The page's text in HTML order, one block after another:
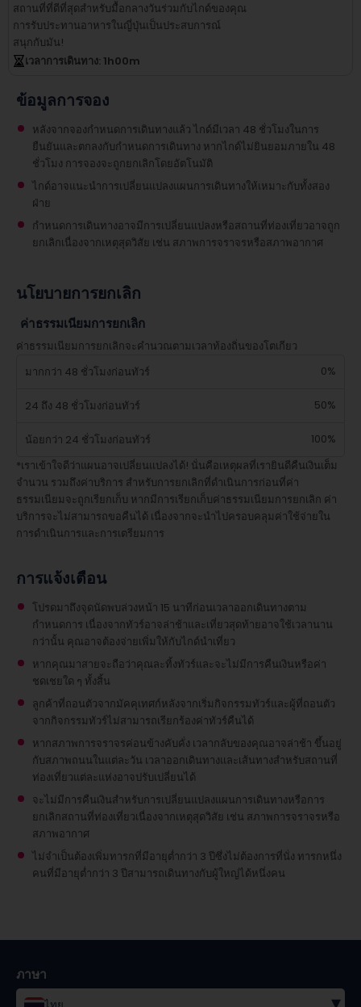
สถานที่ที่ดีที่สุดสำหรับมื้อกลางวันร่วมกับไกด์ของคุณ
การรับประทานอาหารในญี่ปุ่นเป็นประสบการณ์
สนุกกับมัน!
เวลาการเดินทาง: 1h00m
ข้อมูลการจอง
หลังจากจองกำหนดการเดินทางแล้ว ไกด์มีเวลา 48 ชั่วโมงในการ
ยืนยันและตกลงกับกำหนดการเดินทาง หากไกด์ไม่ยินยอมภายใน 48
ชั่วโมง การจองจะถูกยกเลิกโดยอัตโนมัติ
ไกด์อาจแนะนำการเปลี่ยนแปลงแผนการเดินทางให้เหมาะกับทั้งสอง
ฝ่าย
กำหนดการเดินทางอาจมีการเปลี่ยนแปลงหรือสถานที่ท่องเที่ยวอาจถูก
ยกเลิกเนื่องจากเหตุสุดวิสัย เช่น สภาพการจราจรหรือสภาพอากาศ
นโยบายการยกเลิก
ค่าธรรมเนียมการยกเลิก
ค่าธรรมเนียมการยกเลิกจะคำนวณตามเวลาท้องถิ่นของโตเกียว
มากกว่า 48 ชั่วโมงก่อนทัวร์
0%
24 ถึง 48 ชั่วโมงก่อนทัวร์ 50%
น้อยกว่า 24 ชั่วโมงก่อนทัวร์
100%
*เราเข้าใจดีว่าแผนอาจเปลี่ยนแปลงได้! นั่นคือเหตุผลที่เรายินดีคืนเงินเต็ม
จำนวน รวมถึงค่าบริการ สำหรับการยกเลิกที่ดำเนินการก่อนที่ค่า
ธรรมเนียมจะถูกเรียกเก็บ หากมีการเรียกเก็บค่าธรรมเนียมการยกเลิก ค่า
บริการจะไม่สามารถขอคืนได้ เนื่องจากจะนำไปครอบคลุมค่าใช้จ่ายใน
การดำเนินการและการเตรียมการ
การแจ้งเตือน
โปรดมาถึงจุดนัดพบล่วงหน้า 15 นาทีก่อนเวลาออกเดินทางตาม
กำหนดการ เนื่องจากทัวร์อาจล่าช้าและเที่ยวสุดท้ายอาจใช้เวลานาน
กว่านั้น คุณอาจต้องจ่ายเพิ่มให้กับไกด์นำเที่ยว
หากคุณมาสายจะถือว่าคุณละทิ้งทัวร์และจะไม่มีการคืนเงินหรือค่า
ชดเชยใด ๆ ทั้งสิ้น
ลูกค้าที่ถอนตัวจากมัคคุเทศก์หลังจากเริ่มกิจกรรมทัวร์และผู้ที่ถอนตัว
จากกิจกรรมทัวร์ไม่สามารถเรียกร้องค่าทัวร์คืนได้
หากสภาพการจราจรค่อนข้างคับคั่ง เวลากลับของคุณอาจล่าช้า ขึ้นอยู่
กับสภาพถนนในแต่ละวัน เวลาออกเดินทางและเส้นทางสำหรับสถานที่
ท่องเที่ยวแต่ละแห่งอาจปรับเปลี่ยนได้
จะไม่มีการคืนเงินสำหรับการเปลี่ยนแปลงแผนการเดินทางหรือการ
ยกเลิกสถานที่ท่องเที่ยวเนื่องจากเหตุสุดวิสัย เช่น สภาพการจราจรหรือ
สภาพอากาศ
ไม่จำเป็นต้องเพิ่มทารกที่มีอายุต่ำกว่า 3 ปีซึ่งไม่ต้องการที่นั่ง ทารกหนึ่ง
คนที่มีอายุต่ำกว่า 3 ปีสามารถเดินทางกับผู้ใหญ่ได้หนึ่งคน
ภาษา